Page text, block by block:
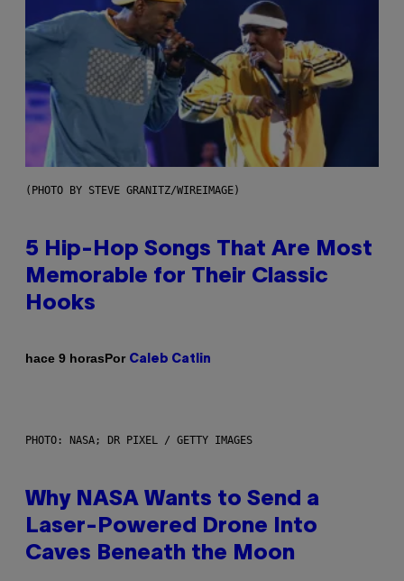
(PHOTO BY STEVE GRANITZ/WIREIMAGE)
5 Hip-Hop Songs That Are Most
Memorable for Their Classic
Hooks
hace 9 horasPor Caleb Catlin
PHOTO: NASA; DR PIXEL / GETTY IMAGES
Why NASA Wants to Send a
Laser-Powered Drone Into
Caves Beneath the Moon